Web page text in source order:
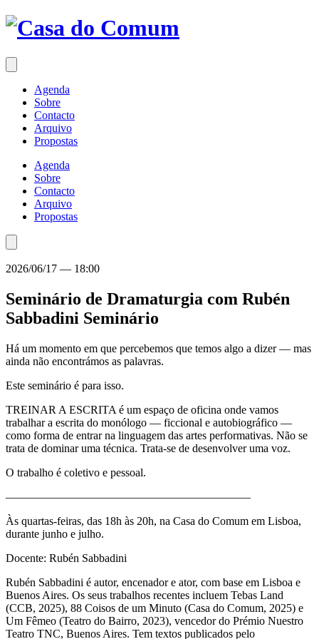
Saltar
para
conteúdo
Agenda
Sobre
Contacto
Arquivo
Propostas
Agenda
Sobre
Contacto
Arquivo
Propostas
2026/06/17 — 18:00
Seminário de Dramaturgia com Rubén
Sabbadini Seminário
Há um momento em que percebemos que temos algo a dizer — mas
ainda não encontrámos as palavras.
Este seminário é para isso.
TREINAR A ESCRITA é um espaço de oficina onde vamos
trabalhar a escrita do monólogo — ficcional e autobiográfico —
como forma de entrar na linguagem das artes performativas. Não se
trata de dominar uma técnica. Trata-se de desenvolver uma voz.
O trabalho é coletivo e pessoal.
—————————————————————–
Às quartas-feiras, das 18h às 20h, na Casa do Comum em Lisboa,
durante junho e julho.
Docente: Rubén Sabbadini
Rubén Sabbadini é autor, encenador e ator, com base em Lisboa e
Buenos Aires. Os seus trabalhos recentes incluem Tebas Land
(CCB, 2025), 88 Coisos de um Minuto (Casa do Comum, 2025) e
Um Fêmeo (Teatro do Bairro, 2023), vencedor do Prémio Nuestro
Teatro TNC, Buenos Aires. Tem textos publicados pelo